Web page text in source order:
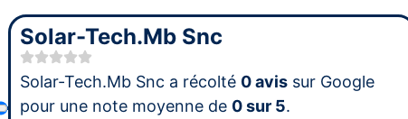
Solar-Tech.Mb Snc
Solar-Tech.Mb Snc a récolté 0 avissur Google
pour une note moyenne de 0 sur 5.